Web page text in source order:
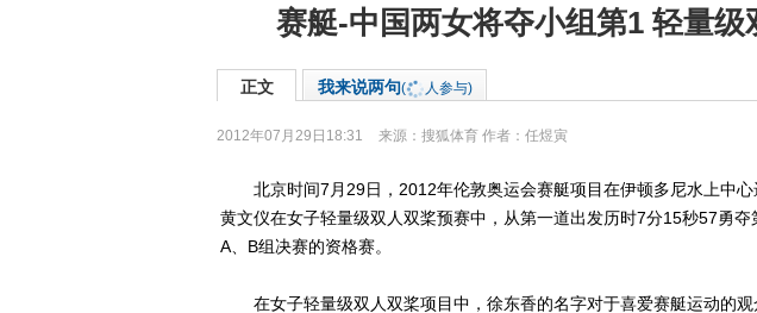
赛艇-中国两女将夺小组第1 轻量级
正文 我来说两句( 人参与)
2012年07月29日18:31 来源： 搜狐体育 作者：任煜寅
北京时间7月29日，2012年伦敦奥运会赛艇项目在伊顿多尼水上中心
黄文仪在女子轻量级双人双桨预赛中，从第一道出发历时7分15秒57勇
A、B组决赛的资格赛。
在女子轻量级双人双桨项目中，徐东香的名字对于喜爱赛艇运动的观